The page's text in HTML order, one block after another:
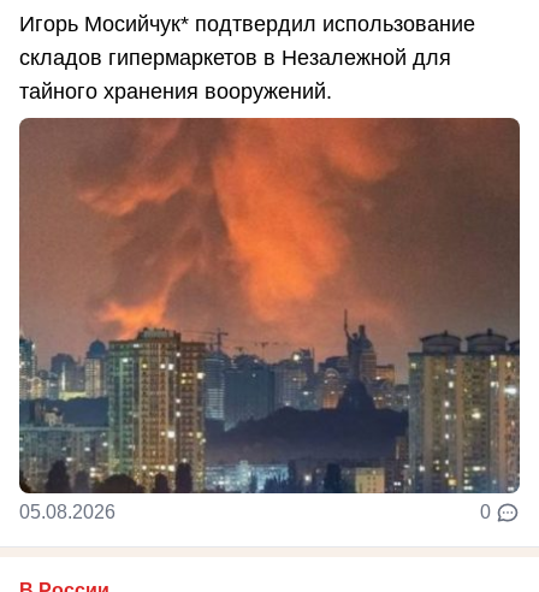
Игорь Мосийчук* подтвердил использование
складов гипермаркетов в Незалежной для
тайного хранения вооружений.
05.08.2026 0